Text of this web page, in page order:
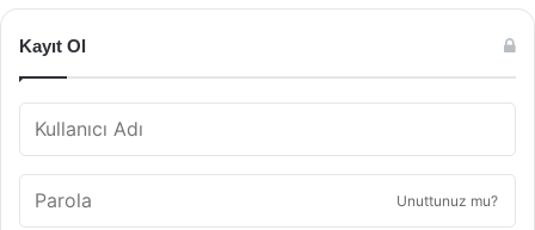
Kayıt Ol
Unuttunuz mu?